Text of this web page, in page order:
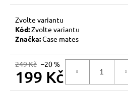
Zvolte variantu
Kód:Zvolte variantu
Značka:Case mates
249 Kč –20 %
199 Kč
Měrná
r
u
u
j
e
m